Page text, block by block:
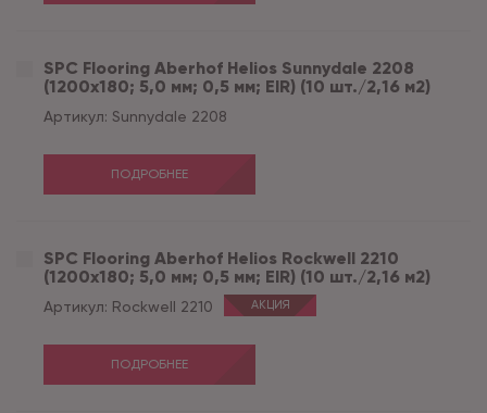
SPC Flooring Aberhof Helios Sunnydale 2208
(1200х180; 5,0 мм; 0,5 мм; EIR) (10 шт./2,16 м2)
Артикул: Sunnydale 2208
ПОДРОБНЕЕ
SPC Flooring Aberhof Helios Rockwell 2210
(1200х180; 5,0 мм; 0,5 мм; EIR) (10 шт./2,16 м2)
Артикул: Rockwell 2210 АКЦИЯ
ПОДРОБНЕЕ